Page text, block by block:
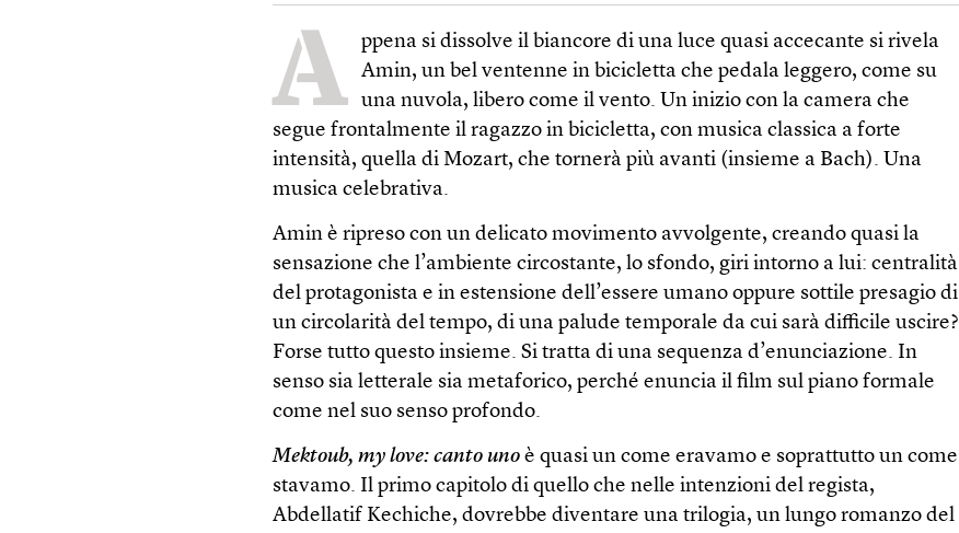
A
ppena si dissolve il biancore di una luce quasi accecante si rivela
Amin, un bel ventenne in bicicletta che pedala leggero, come su
una nuvola, libero come il vento. Un inizio con la camera che
segue frontalmente il ragazzo in bicicletta, con musica classica a forte
intensità, quella di Mozart, che tornerà più avanti (insieme a Bach). Una
musica celebrativa.
Amin è ripreso con un delicato movimento avvolgente, creando quasi la
sensazione che l’ambiente circostante, lo sfondo, giri intorno a lui: centralità
del protagonista e in estensione dell’essere umano oppure sottile presagio di
un circolarità del tempo, di una palude temporale da cui sarà difficile uscire?
Forse tutto questo insieme. Si tratta di una sequenza d’enunciazione. In
senso sia letterale sia metaforico, perché enuncia il film sul piano formale
come nel suo senso profondo.
Mektoub, my love: canto uno è quasi un come eravamo e soprattutto un come
stavamo. Il primo capitolo di quello che nelle intenzioni del regista,
Abdellatif Kechiche, dovrebbe diventare una trilogia, un lungo romanzo del